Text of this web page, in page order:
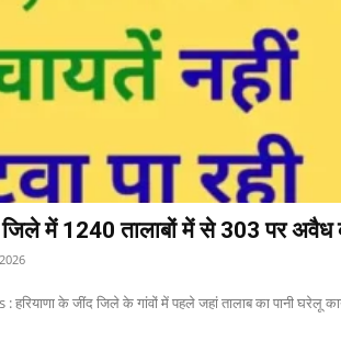
में 1240 तालाबों में से 303 पर अवैध
के जींद जिले के गांवों में पहले जहां तालाब का पानी घरेलू